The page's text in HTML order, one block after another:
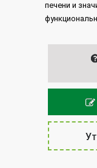
печени и